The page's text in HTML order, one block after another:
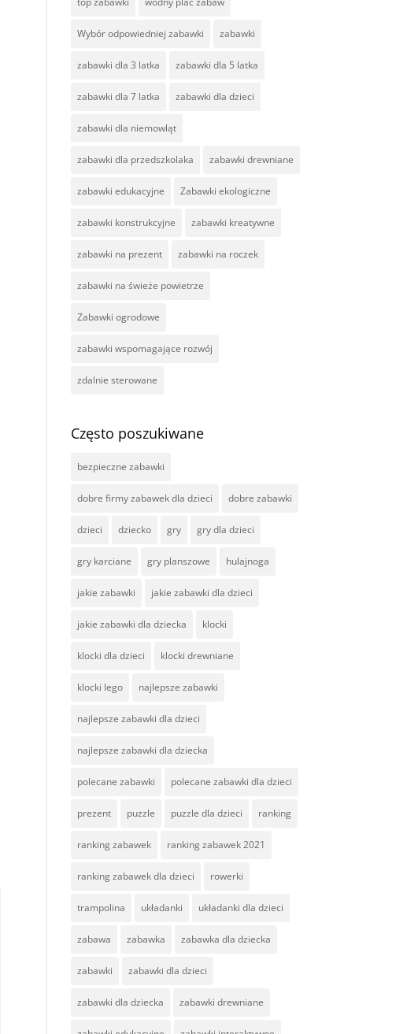
Wybór odpowiedniej zabawki zabawki
zabawki dla 3 latka zabawki dla 5 latka
zabawki dla 7 latka zabawki dla dzieci
zabawki dla niemowląt
zabawki dla przedszkolaka zabawki drewniane
zabawki edukacyjne Zabawki ekologiczne
zabawki konstrukcyjne zabawki kreatywne
zabawki na prezent zabawki na roczek
zabawki na świeże powietrze
Zabawki ogrodowe
zabawki wspomagające rozwój
zdalnie sterowane
Często poszukiwane
bezpieczne zabawki
dobre firmy zabawek dla dzieci dobre zabawki
dzieci dziecko gry gry dla dzieci
gry karciane gry planszowe hulajnoga
jakie zabawki jakie zabawki dla dzieci
jakie zabawki dla dziecka klocki
klocki dla dzieci klocki drewniane
klocki lego najlepsze zabawki
najlepsze zabawki dla dzieci
najlepsze zabawki dla dziecka
polecane zabawki polecane zabawki dla dzieci
prezent puzzle puzzle dla dzieci ranking
ranking zabawek ranking zabawek 2021
ranking zabawek dla dzieci rowerki
trampolina układanki układanki dla dzieci
zabawa zabawka zabawka dla dziecka
zabawki zabawki dla dzieci
zabawki dla dziecka zabawki drewniane